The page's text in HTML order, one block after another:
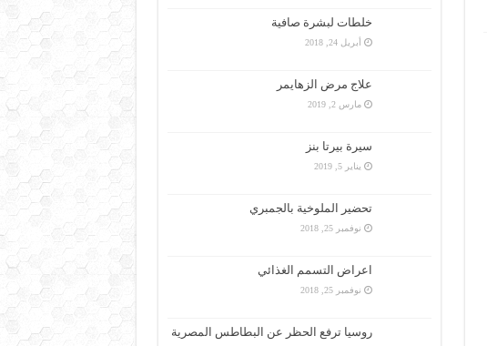
خلطات لبشرة صافية
أبريل 24, 2018
علاج مرض الزهايمر
مارس 2, 2019
سيرة بيرتا بنز
يناير 5, 2019
تحضير الملوخية بالجمبري
نوفمبر 25, 2018
اعراض التسمم الغذائي
نوفمبر 25, 2018
روسيا ترفع الحظر عن البطاطس المصرية